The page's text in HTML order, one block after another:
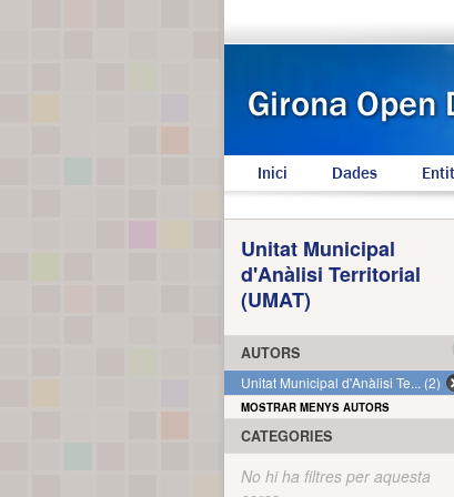
Inici Dades
Unitat Municipal
d'Anàlisi Territorial
(UMAT)
AUTORS
Unitat Municipal d'Anàlisi Te... (2)
MOSTRAR MENYS AUTORS
CATEGORIES
No hi ha filtres per aquesta